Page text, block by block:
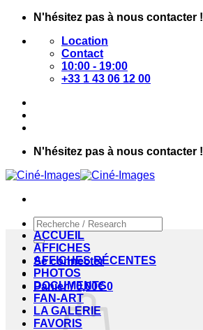
Passer
contenu
N'hésitez pas à nous contacter !
Location
Contact
10:00 - 19:00
+33 1 43 06 12 00
N'hésitez pas à nous contacter !
Recherche
pour :
Se connecter
Panier /0,00€ 0
ACCUEIL
AFFICHES
AFFICHES RÉCENTES
PHOTOS
DOCUMENTS
FAN-ART
LA GALERIE
FAVORIS